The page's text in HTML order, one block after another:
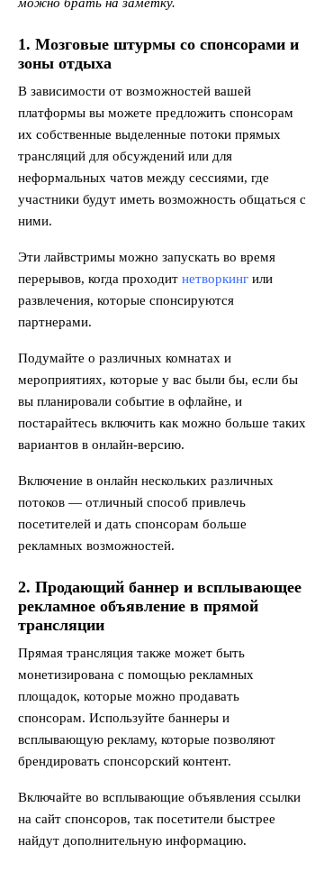
1. Мозговые штурмы со спонсорами и
зоны отдыха
В зависимости от возможностей вашей
платформы вы можете предложить спонсорам
их собственные выделенные потоки прямых
трансляций для обсуждений или для
неформальных чатов между сессиями, где
участники будут иметь возможность общаться с
ними.
Эти лайвстримы можно запускать во время
перерывов, когда проходит нетворкинг или
развлечения, которые спонсируются
партнерами.
Подумайте о различных комнатах и
мероприятиях, которые у вас были бы, если бы
вы планировали событие в офлайне, и
постарайтесь включить как можно больше таких
вариантов в онлайн-версию.
Включение в онлайн нескольких различных
потоков — отличный способ привлечь
посетителей и дать спонсорам больше
рекламных возможностей.
2. Продающий баннер и всплывающее
рекламное объявление в прямой
трансляции
Прямая трансляция также может быть
монетизирована с помощью рекламных
площадок, которые можно продавать
спонсорам. Используйте баннеры и
всплывающую рекламу, которые позволяют
брендировать спонсорский контент.
Включайте во всплывающие объявления ссылки
на сайт спонсоров, так посетители быстрее
найдут дополнительную информацию.